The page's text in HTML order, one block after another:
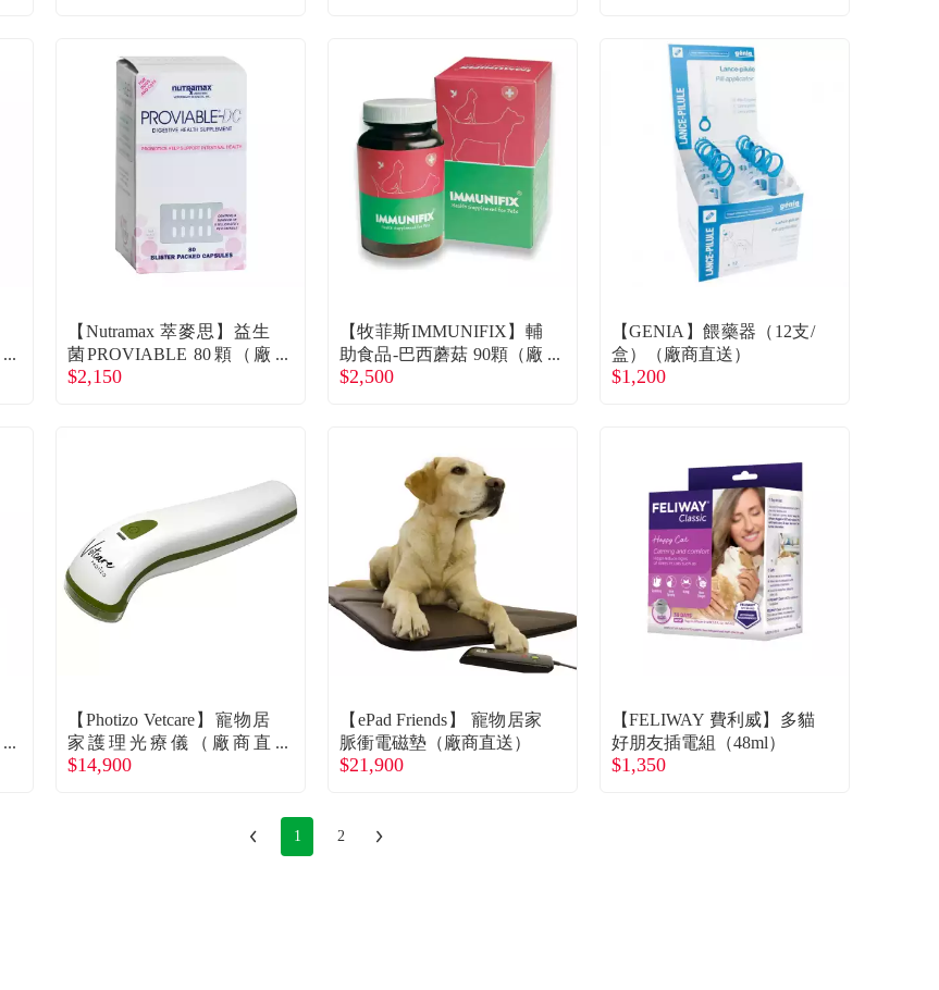
【Nutramax 萃麥思】益生
菌PROVIABLE 80顆（廠
商直送）
$2,150
【牧菲斯IMMUNIFIX】輔
助食品-巴西蘑菇 90顆（廠
商直送）
$2,500
【GENIA】餵藥器（12支/
盒）（廠商直送）
$1,200
【Photizo Vetcare】寵物居
家護理光療儀（廠商直
送）
$14,900
【ePad Friends】 寵物居家
脈衝電磁墊（廠商直送）
$21,900
【FELIWAY 費利威】多貓
好朋友插電組（48ml）
$1,350
1 2